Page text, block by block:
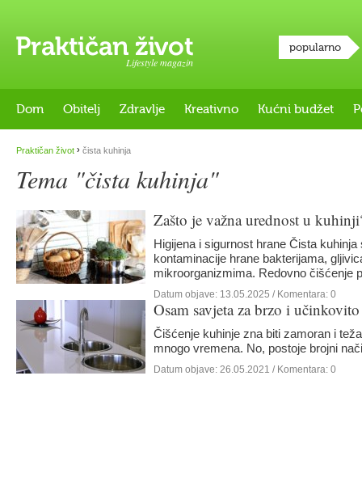
Lifestyle magazin
popularno
Dom Obitelj Zdravlje Kreativno Kućni budžet
Praktičan život › čista kuhinja
Tema "čista kuhinja"
Zašto je važna urednost u
Higijena i sigurnost hrane Čista
kontaminacije hrane bakterijama,
mikroorganizmima. Redovno čišćenje
Datum objave: 13.05.2025 / Komentara: 0
Osam savjeta za brzo i
Čišćenje kuhinje zna biti zamoran i
mnogo vremena. No, postoje brojni
Datum objave: 26.05.2021 / Komentara: 0